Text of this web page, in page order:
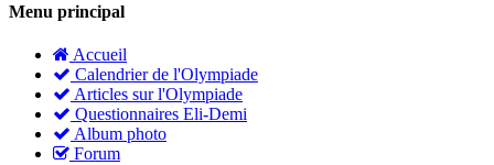
Menu principal
Accueil
Calendrier de l'Olympiade
Articles sur l'Olympiade
Questionnaires Eli-Demi
Album photo
Forum